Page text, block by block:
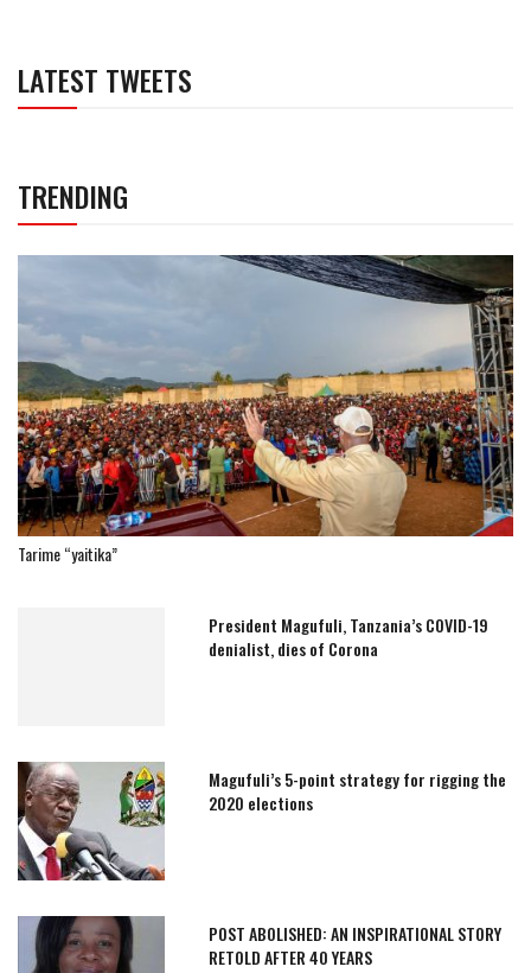
LATEST TWEETS
TRENDING
Tarime “yaitika”
President Magufuli, Tanzania’s COVID-19
denialist, dies of Corona
Magufuli’s 5-point strategy for rigging the
2020 elections
POST ABOLISHED: AN INSPIRATIONAL STORY
RETOLD AFTER 40 YEARS